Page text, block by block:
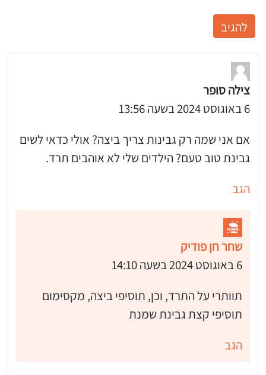
צילה סופר
6 באוגוסט 2024 בשעה 13:56
אם אני שמה רק גבינות צריך ביצה? אולי כדאי לשים
גבינת טוב טעם? הילדים שלי לא אוהבים תרד.
הגב
שחר חן פודיק
6 באוגוסט 2024 בשעה 14:10
תוותרי על התרד, וכן, תוסיפי ביצה, מקסימום
תוסיפי קצת גבינת שמנת
הגב